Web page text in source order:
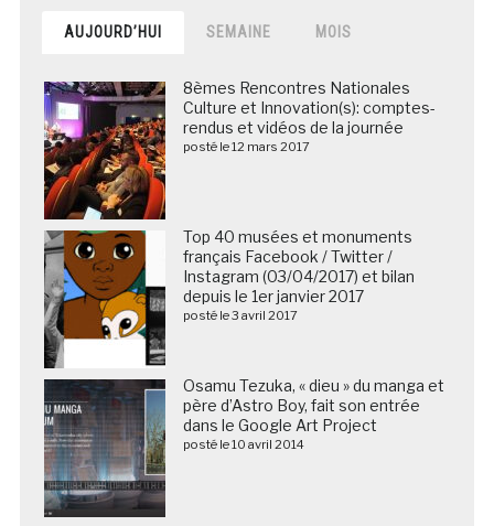
AUJOURD’HUI SEMAINE MOIS
8èmes Rencontres Nationales
Culture et Innovation(s): comptes-
rendus et vidéos de la journée
posté le 12 mars 2017
Top 40 musées et monuments
français Facebook / Twitter /
Instagram (03/04/2017) et bilan
depuis le 1er janvier 2017
posté le 3 avril 2017
Osamu Tezuka, « dieu » du manga et
père d’Astro Boy, fait son entrée
dans le Google Art Project
posté le 10 avril 2014